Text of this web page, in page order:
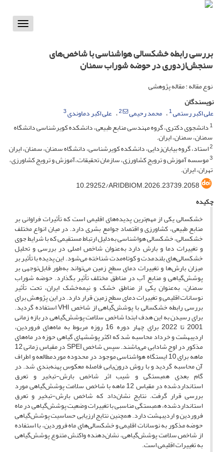
Toggle
بررسی رابطه خشکسالی هواشناسی با شاخص‌های
سنجش‌ازدوری در حوضه شوراب سمنان
نوع مقاله : مقاله پژوهشی
نویسندگان
علی اکبر رستمی1 محمد رحیمی 2 علی اکبر دماوندی3
1دانشجوی دکتری، گروه مهندسی منابع طبیعی، دانشکده کویرشناسی دانشگاه
سمنان، سمنان، ایران.
2استاد، گروه بیابان‌زدایی، دانشکده کویرشناسی، دانشگاه سمنان، سمنان، ایران
3موسسه آموزش و ترویج کشاورزی، سازمان تحقیقات،آموزش و ترویج کشاورزی،
تهران، ایران.
10.29252/ARIDBIOM.2026.23739.2058
چکیده
خشکسالی یکی از مهم‌ترین پدیده‌های اقلیمی است که تأثیرات فراوانی بر
منابع طبیعی، کشاورزی و اقتصاد جوامع بشری دارد. در میان انواع مختلف
خشکسالی، خشکسالی هواشناسی به‌دلیل ارتباط مستقیمی که با شرایط جوی
و تغییرات دما و بارش دارد به‌عنوان شاخص اصلی در بررسی و تحلیل
خشکسالی‌های بلندمدت و کوتاه‌مدت شناخته می‌شود. این پدیده با تأثیر بر
میزان بارش‌ها و تغییرات دمای سطح زمین می‌تواند به‌طور قابل‌توجهی بر
پوشش‌گیاهی و منابع آب در مناطق مختلف تأثیر بگذارد. حوضه شوراب
سمنان، به‌عنوان یکی از مناطق خشک و نیمه‌خشک ایران، تحت تأثیر
نوسانات اقلیمی و تغییرات دمای سطح زمین قرار دارد. در این پژوهش برای
بررسی رابطه خشکسالی با پوشش‌گیاهی از شاخص VHI استفاده گردید.
برای رسیدن به این هدف ابتدا شاخص سلامت پوشش‌گیاهی در بازه زمانی
2001 تا 2022 برای چهار دوره 16 روزه مربوط به ماه‌های فروردین،
اردیبهشت و خرداد محاسبه شد که اکثر پوشش­های گیاهی حوزه در ماه‌های
مذکور در اوج شادابی­ می‌باشند. سپس شاخص SPEI در مقیاس زمانی 12
ماهه برای 10 ایستگاه هواشناسی موجود در محدوده موردمطالعه و اطراف
آن محاسبه گردید و با روش درون‌یابی فاصله معکوس پهنه‌بندی شد. در
گام بعدی همبستگی و شیب اثر شاخص بارش-تبخیر و تعرق
استانداردشده در مقیاس 12 ماهه با شاخص سلامت پوشش‌گیاهی مورد
بررسی قرار گرفت. نتایج نشان‌داد که شاخص بارش-تبخیر و تعرق
استانداردشده، همبستگی مناسبی با تغییرات وضعیت پوشش‌گیاهی در ماه
فروردین و اردیبهشت دارد. همچنین نتایج ارزیابی حساسیت پوشش‌گیاهی
حوضه مذکور به نوسانات اقلیمی و خشکسالی‌های ماه فروردین، با استفاده
از شاخص سلامت پوشش‌گیاهی، نشان‌دهنده واکنش متنوع پوشش‌گیاهی
به تغییرات اقلیمی است.